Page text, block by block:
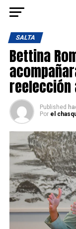
SALTA
Bettina
reelección
Published
Por el